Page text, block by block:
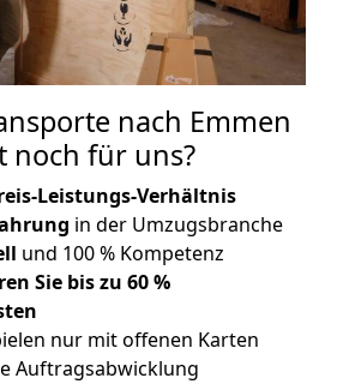
nach Emmen
noch für uns?
Leistungs-Verhältnis
in der Umzugsbranche
und 100 % Kompetenz
Sie bis zu 60 %
nur mit offenen Karten
Auftragsabwicklung